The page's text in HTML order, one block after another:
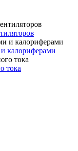
калориферами
тока